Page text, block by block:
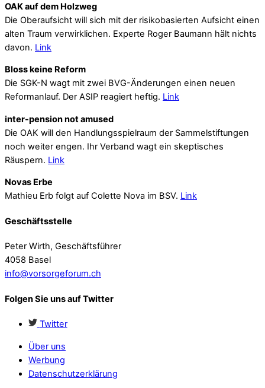
OAK auf dem Holzweg
Die Oberaufsicht will sich mit der risikobasierten Aufsicht einen
alten Traum verwirklichen. Experte Roger Baumann hält nichts
davon. Link
Bloss keine Reform
Die SGK-N wagt mit zwei BVG-Änderungen einen neuen
Reformanlauf. Der ASIP reagiert heftig. Link
inter-pension not amused
Die OAK will den Handlungsspielraum der Sammelstiftungen
noch weiter engen. Ihr Verband wagt ein skeptisches
Räuspern. Link
Novas Erbe
Mathieu Erb folgt auf Colette Nova im BSV. Link
Geschäftsstelle
Peter Wirth, Geschäftsführer
4058 Basel
info@vorsorgeforum.ch
Folgen Sie uns auf Twitter
Twitter
Über uns
Werbung
Datenschutzerklärung